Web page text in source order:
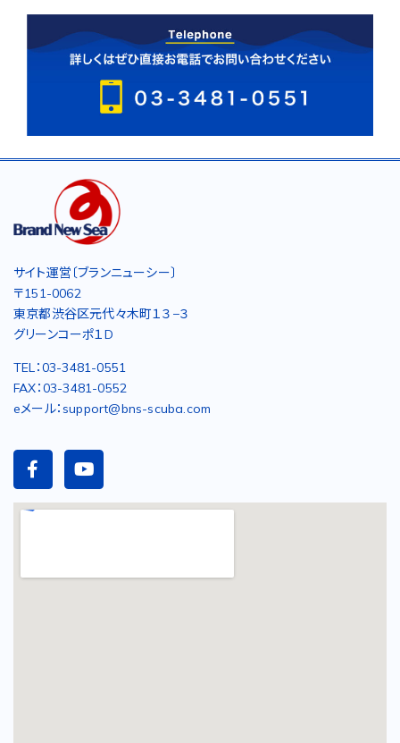
サイト運営〔ブランニューシー〕
〒151-0062
東京都渋谷区元代々木町１３−３
グリーンコーポ１D
TEL：03-3481-0551
FAX：03-3481-0552
eメール：support@bns-scuba.com